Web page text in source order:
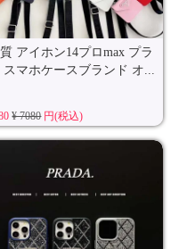
アイホン14プロmax プラ
スマホケースブランド オ...
¥ 7080円(税込)